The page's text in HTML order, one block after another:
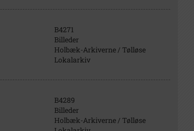
B4271
Billeder
Holbæk-Arkiverne / Tølløse
Lokalarkiv
B4289
Billeder
Holbæk-Arkiverne / Tølløse